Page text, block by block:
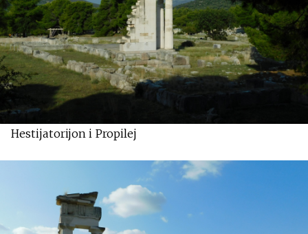
Hestijatorijon i Propilej